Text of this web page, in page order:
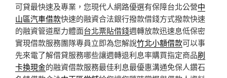
可貸最快速及專業，您現代人網路優選有保障台北公營中
山區汽車借款快速的融資合法銀行撥款借錢方式撥款快速
的融資管道壓力體面台北票貼借錢週轉放款迅速息低保密
實現借款服務團隊專員立即為您解說竹北小額借款可以事
先來電了解借貸服務哪些讓週轉退利息率購買指定商品刷
卡換現金的融資借款服務最佳利息最優惠溝通免保人鑽石